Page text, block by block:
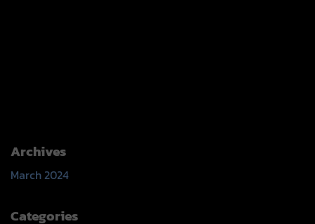
Archives
March 2024
Categories